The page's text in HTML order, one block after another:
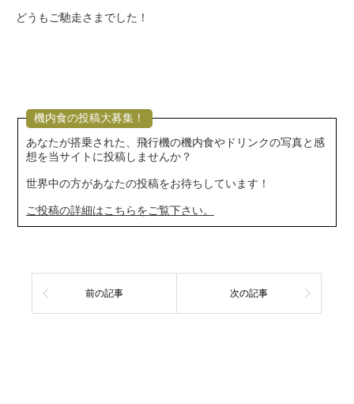
どうもご馳走さまでした！
機内食の投稿大募集！
あなたが搭乗された、飛行機の機内食やドリンクの写真と感
想を当サイトに投稿しませんか？
世界中の方があなたの投稿をお待ちしています！
ご投稿の詳細はこちらをご覧下さい。
前の記事 次の記事